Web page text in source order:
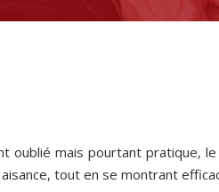
oublié mais pourtant pratique,
tout en se montrant